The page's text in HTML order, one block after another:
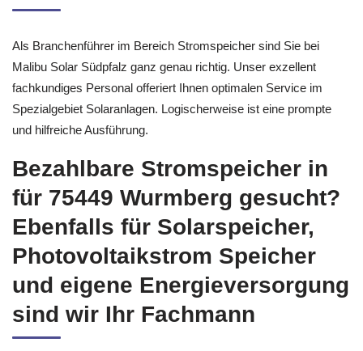
Als Branchenführer im Bereich Stromspeicher sind Sie bei
Malibu Solar Südpfalz ganz genau richtig. Unser exzellent
fachkundiges Personal offeriert Ihnen optimalen Service im
Spezialgebiet Solaranlagen. Logischerweise ist eine prompte
und hilfreiche Ausführung.
Bezahlbare Stromspeicher in
für 75449 Wurmberg gesucht?
Ebenfalls für Solarspeicher,
Photovoltaikstrom Speicher
und eigene Energieversorgung
sind wir Ihr Fachmann